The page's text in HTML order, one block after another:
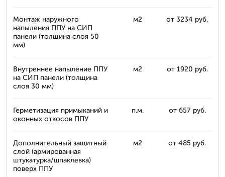
Монтаж наружного
напыления ППУ на СИП
панели (толщина слоя 50
мм)
м2 от 3234 руб.
Внутреннее напыление ППУ
на СИП панели (толщина
слоя 30 мм)
м2 от 1920 руб.
Герметизация примыканий и
оконных откосов ППУ
п.м. от 657 руб.
Дополнительный защитный
слой (армированная
штукатурка/шпаклевка)
поверх ППУ
м2 от 485 руб.